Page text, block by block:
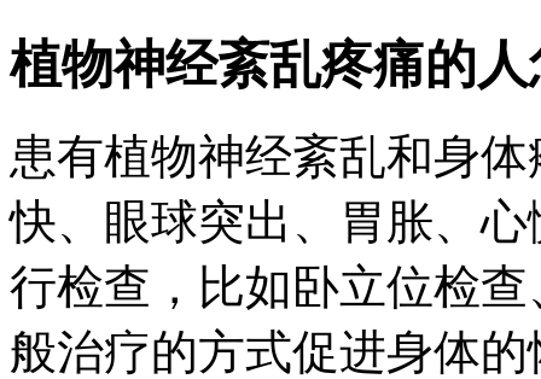
植物神经紊乱疼痛的
患有植物神经紊乱和身
快、眼球突出、胃胀、
行检查，比如卧立位检
般治疗的方式促进身体